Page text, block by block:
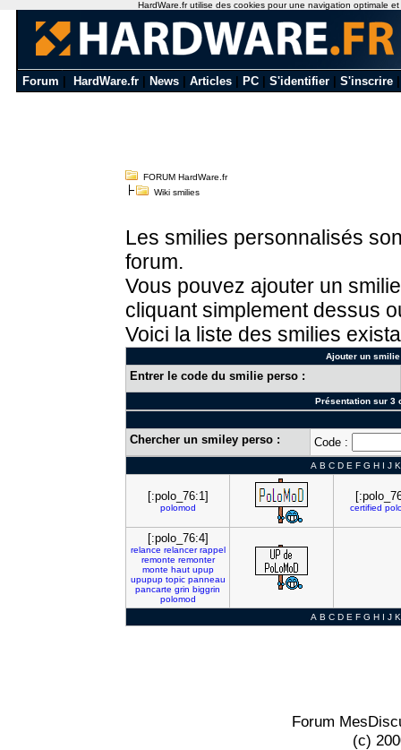
Forum HardWare.fr News Articles PC S'identifier S'inscrire
FORUM HardWare.fr
Wiki smilies
Les smilies personnalisés
forum.
Vous pouvez ajouter un
cliquant simplement dessus
Voici la liste des smilies
Ajouter un
Entrer le code du smilie perso :
Présentation sur 3
Chercher un smiley perso : Code :
A B C D E F G H I J K
[:polo_76:1]
polomod certified
[:polo_76:4]
relance relancer rappel
remonte remonter
monte haut upup
upupup topic panneau
pancarte grin biggrin
polomod
A B C D E F G H I J K
Forum
(c)
HardWare.fr utilise des cookies pour une navigation optimale